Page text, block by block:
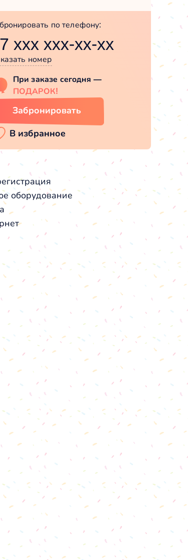
по телефону:
xxx xxx-xx-xx
номер
При заказе сегодня —
ПОДАРОК!
Забронировать
оборудование